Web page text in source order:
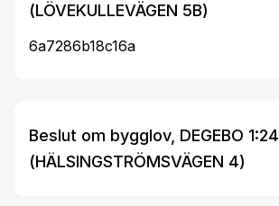
(LÖVEKULLEVÄGEN 5B)
6a7286b18c16a
Beslut om bygglov, DEGEBO 1:24
(HÄLSINGSTRÖMSVÄGEN 4)